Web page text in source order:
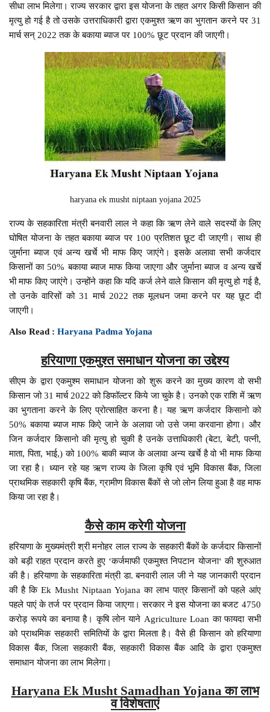
सीधा लाभ मिलेगा। राज्य सरकार द्वारा इस योजना के तहत अगर किसी किसान की
मृत्यु हो गई है तो उसके उत्तराधिकारी द्वारा एकमुश्त ऋण का भुगतान करने पर 31
मार्च सन् 2022 तक के बकाया ब्याज पर 100% छूट प्रदान की जाएगी।
haryana ek musht niptaan yojana 2025
राज्य के सहकारिता मंत्री बनवारी लाल ने कहा कि ऋण लेने वाले सदस्यों के लिए
घोषित योजना के तहत बकाया ब्याज पर 100 प्रतिशत छूट दी जाएगी। साथ ही
जुर्माना ब्याज एवं अन्य खर्चे भी माफ किए जाएंगे। इसके अलावा सभी कर्जदार
किसानों का 50% बकाया ब्याज माफ किया जाएगा और जुर्माना ब्याज व अन्य खर्चे
भी माफ किए जाएंगे। उन्होंने कहा कि यदि कर्ज लेने वाले किसान की मृत्यु हो गई है,
तो उनके वारिसों को 31 मार्च 2022 तक मूलधन जमा करने पर यह छूट दी
जाएगी।
Also Read :Haryana Padma Yojana
हरियाणा एकमुश्त समाधान योजना का उद्देश्य
सीएम के द्वारा एकमुश्म समाधान योजना को शुरू करने का मुख्य कारण वो सभी
किसान जो 31 मार्च 2022 को डिफॉल्टर किये जा चुके है। उनको एक राशि में ऋण
का भुगताना करने के लिए प्रोत्साहित करना है। यह ऋण कर्जदार किसानो को
50% बकाया ब्याज माफ किऐ जाने के अलावा जो उसे जमा करवाना होगा। और
जिन कर्जदार किसानो की मृत्यु हो चुकी है उनके उत्ताधिकारी (बेटा, बेटी, पत्नी,
माता, पिता, भाई,) को 100% बाकी ब्याज के अलावा अन्य खर्चे है वो भी माफ किया
जा रहा है। ध्यान रहे यह ऋण राज्य के जिला कृषि एवं भूमि विकास बैंक, जिला
प्राथमिक सहकारी कृषि बैंक, ग्रामीण विकास बैंकों से जो लोन लिया हुआ है वह माफ
किया जा रहा है।
कैसे काम करेगी योजना
हरियाणा के मुख्यमंत्री श्री मनोहर लाल राज्य के सहकारी बैंकों के कर्जदार किसानों
को बड़ी राहत प्रदान करते हुए ‘कर्जमाफी एकमुश्त निपटान योजना‘ की शुरुआत
की है। हरियाणा के सहकारिता मंत्री डा. बनवारी लाल जी ने यह जानकारी प्रदान
की है कि Ek Musht Niptaan Yojana का लाभ पात्र किसानों को पहले आंए
पहले पाएं के तर्ज पर प्रदान किया जाएगा। सरकार ने इस योजना का बजट 4750
करोड़ रूपये का बनाया है। कृषि लोन याने Agriculture Loan का फायदा सभी
को प्राथमिक सहकारी समितियों के द्वारा मिलता है। वैसे ही किसान को हरियाणा
विकास बैंक, जिला सहकारी बैंक, सहकारी विकास बैंक आदि के द्वारा एकमुश्त
समाधान योजना का लाभ मिलेगा।
Haryana Ek Musht Samadhan Yojana का लाभ
व विशेषताएं